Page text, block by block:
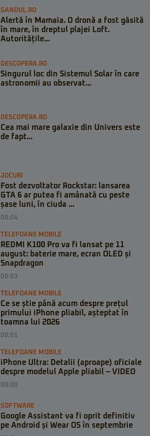
GANDUL.RO
Alertă în Mamaia. O dronă a fost găsită
în mare, în dreptul plajei Loft.
Autoritățile...
DESCOPERA.RO
Singurul loc din Sistemul Solar în care
astronomii au observat...
DESCOPERA.RO
Cea mai mare galaxie din Univers este
de fapt...
JOCURI
Fost dezvoltator Rockstar: lansarea
GTA 6 ar putea fi amânată cu peste
șase luni, în ciuda ...
00:04
TELEFOANE MOBILE
REDMI K100 Pro va fi lansat pe 11
august: baterie mare, ecran OLED și
Snapdragon
00:03
TELEFOANE MOBILE
Ce se știe până acum despre prețul
primului iPhone pliabil, așteptat în
toamna lui 2026
00:01
TELEFOANE MOBILE
iPhone Ultra: Detalii (aproape) oficiale
despre modelul Apple pliabil – VIDEO
00:00
SOFTWARE
Google Assistant va fi oprit definitiv
pe Android și Wear OS în septembrie